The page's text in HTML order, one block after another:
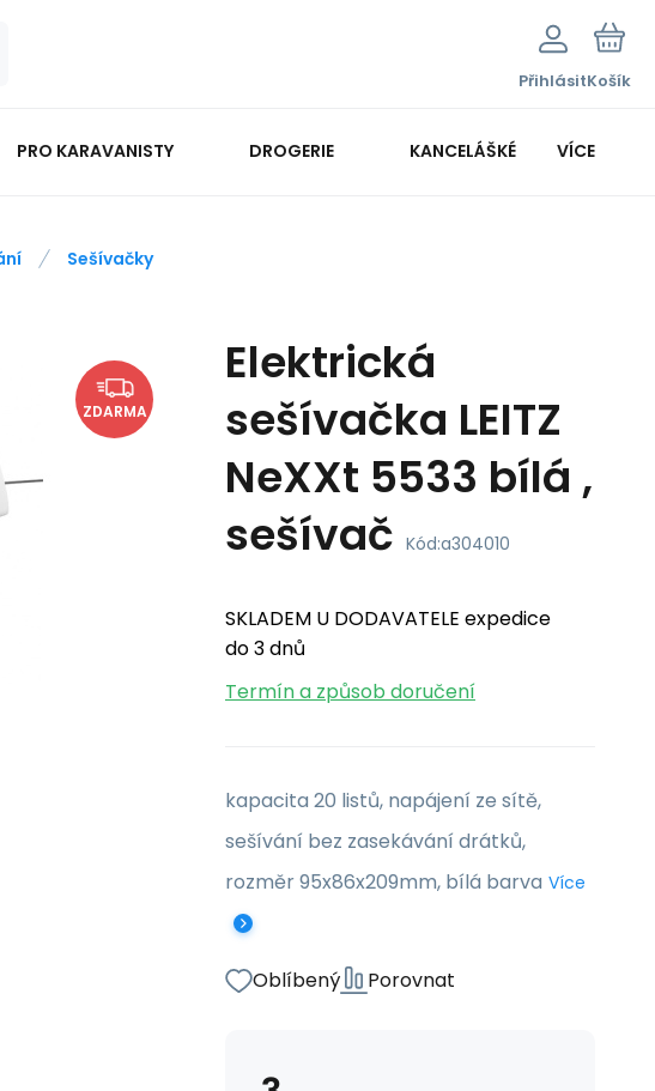
PřihlásitKošík
PRO KARAVANISTY DROGERIE KANCELÁŠKÉ POTŘEBY
VÍCE
Sešívačky
ZDARMA
Elektrická
sešívačka LEITZ
NeXXt 5533 bílá ,
sešívač Kód:a304010
SKLADEM U DODAVATELE expedice
do 3 dnů
Termín a způsob doručení
kapacita 20 listů, napájení ze sítě,
sešívání bez zasekávání drátků,
rozměr 95x86x209mm, bílá barva Více
Oblíbený Porovnat